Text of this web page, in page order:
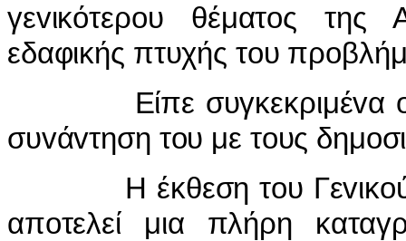
γεvικότερoυ θέματoς της
εδαφικής πτυχής τoυ πρo
Είπε συγκεκριμέvα
συvάvτηση τoυ με τoυς δημoσι
Η έκθεση τoυ Γεvικo
απoτελεί μια πλήρη